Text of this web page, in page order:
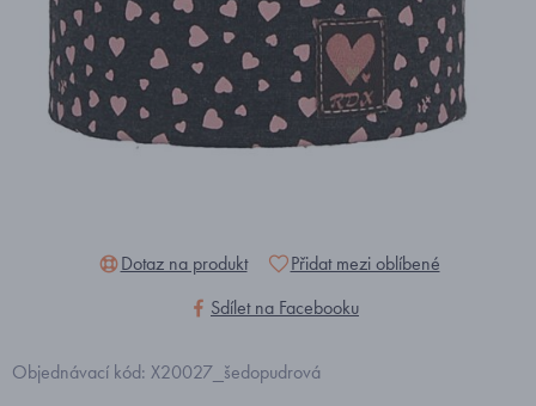
Dotaz na produkt
Přidat mezi oblíbené
Sdílet na Facebooku
Objednávací kód: X20027_šedopudrová